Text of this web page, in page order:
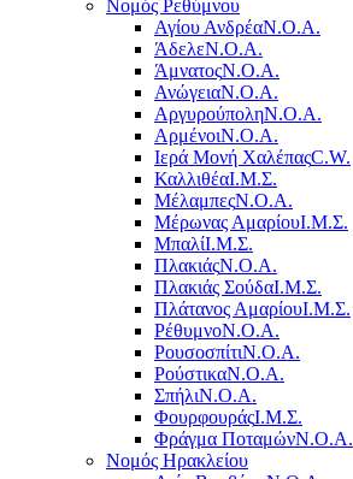
Νομός Ρεθύμνου
Αγίου ΑνδρέαΝ.Ο.Α.
ΆδελεΝ.Ο.Α.
ΆμνατοςΝ.Ο.Α.
ΑνώγειαΝ.Ο.Α.
ΑργυρούποληΝ.Ο.Α.
ΑρμένοιΝ.Ο.Α.
Ιερά Μονή ΧαλέπαςC.W.
ΚαλλιθέαΙ.Μ.Σ.
ΜέλαμπεςΝ.Ο.Α.
Μέρωνας ΑμαρίουΙ.Μ.Σ.
ΜπαλίΙ.Μ.Σ.
ΠλακιάςΝ.Ο.Α.
Πλακιάς ΣούδαΙ.Μ.Σ.
Πλάτανος ΑμαρίουΙ.Μ.Σ.
ΡέθυμνοΝ.Ο.Α.
ΡουσοσπίτιΝ.Ο.Α.
ΡούστικαΝ.Ο.Α.
ΣπήλιΝ.Ο.Α.
ΦουρφουράςΙ.Μ.Σ.
Φράγμα ΠοταμώνΝ.Ο.Α.
Νομός Ηρακλείου